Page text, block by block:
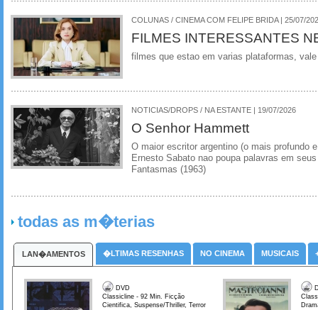
COLUNAS / CINEMA COM FELIPE BRIDA | 25/07/
FILMES INTERESSANTES
filmes que estao em varias plataformas,
NOTICIAS/DROPS / NA ESTANTE | 19/07/2026
O Senhor Hammett
O maior escritor argentino (o mais profundo
Ernesto Sabato nao poupa palavras em
Fantasmas (1963)
todas as m�terias
LAN�AMENTOS �LTIMAS RESENHAS NO CINEMA MUSICAIS
DVD
Classicline - 92 Min. Ficção
Cientifica, Suspense/Thriller, Terror